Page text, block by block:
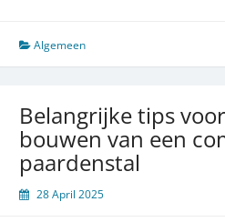
het
bouwen
veilige
en
comfortabele
Algemeen
Belangrijke tips
bouwen van een
paardenstal
28 April 2025